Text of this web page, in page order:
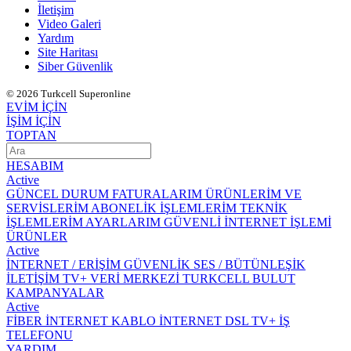
İletişim
Video Galeri
Yardım
Site Haritası
Siber Güvenlik
© 2026 Turkcell Superonline
EVİM İÇİN
İŞİM İÇİN
TOPTAN
HESABIM
Active
GÜNCEL DURUM FATURALARIM ÜRÜNLERİM VE
SERVİSLERİM ABONELİK İŞLEMLERİM TEKNİK
İŞLEMLERİM AYARLARIM GÜVENLİ İNTERNET İŞLEMİ
ÜRÜNLER
Active
İNTERNET / ERİŞİM GÜVENLİK SES / BÜTÜNLEŞİK
İLETİŞİM TV+ VERİ MERKEZİ TURKCELL BULUT
KAMPANYALAR
Active
FİBER İNTERNET KABLO İNTERNET DSL TV+ İŞ
TELEFONU